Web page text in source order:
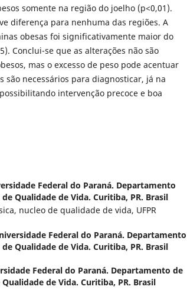
somente na região do joelho (p<0,01).
diferença para nenhuma das regiões. A
obesas foi significativamente maior do
Conclui-se que as alterações não são
mas o excesso de peso pode acentuar
são necessários para diagnosticar, já na
intervenção precoce e boa
Federal do Paraná. Departamento
Qualidade de Vida. Curitiba, PR. Brasil
nucleo de qualidade de vida, UFPR
Federal do Paraná. Departamento
Qualidade de Vida. Curitiba, PR. Brasil
Federal do Paraná. Departamento de
de Vida. Curitiba, PR. Brasil